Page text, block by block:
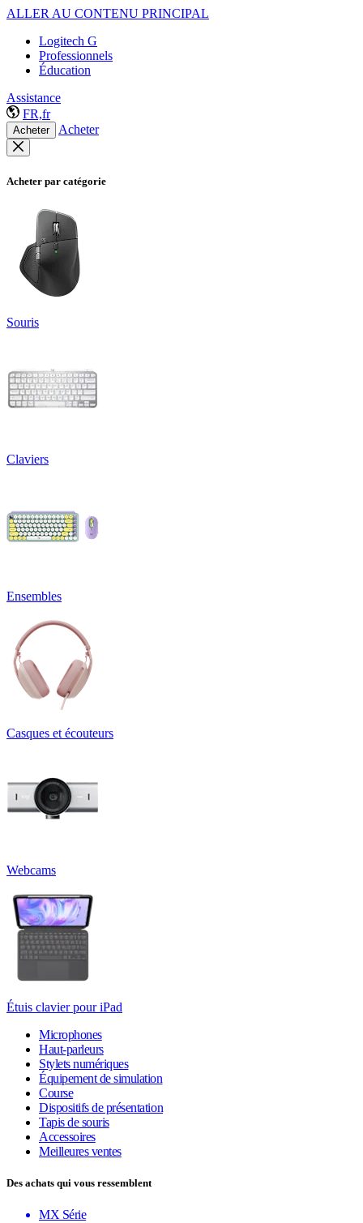
ALLER AU CONTENU PRINCIPAL
Logitech G
Professionnels
Éducation
Assistance
FR,fr
Acheter Acheter
Acheter par catégorie
Souris
Claviers
Ensembles
Casques et écouteurs
Webcams
Étuis clavier pour iPad
Microphones
Haut-parleurs
Stylets numériques
Équipement de simulation
Course
Dispositifs de présentation
Tapis de souris
Accessoires
Meilleures ventes
Des achats qui vous ressemblent
MX Série